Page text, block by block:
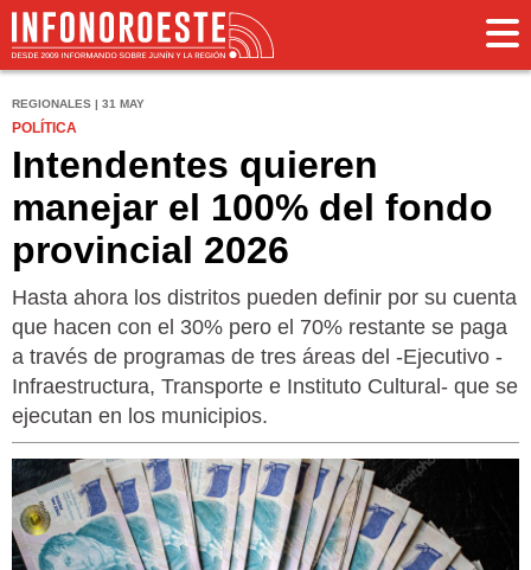
REGIONALES | 31 MAY
POLÍTICA
Intendentes quieren
manejar el 100% del fondo
provincial 2026
Hasta ahora los distritos pueden definir por su cuenta
que hacen con el 30% pero el 70% restante se paga
a través de programas de tres áreas del -Ejecutivo -
Infraestructura, Transporte e Instituto Cultural- que se
ejecutan en los municipios.